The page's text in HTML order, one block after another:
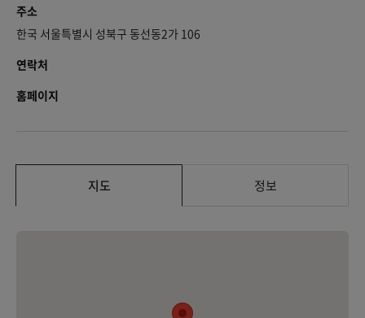
주소
한국 서울특별시 성북구 동선동2가 106
연락처
홈페이지
지도 정보